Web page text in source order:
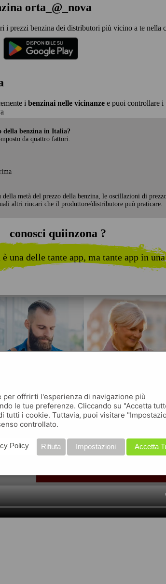
orta_@_nova
i prezzi benzina dei distributori più vicino a te nella
i benzinai nelle vicinanze e puoi controllare i
della benzina in Italia?
da quattro fattori:
della metà del prezzo della benzina, le oscillazioni di
altri rincari che il produttore/distributore può praticare.
conosci quiinzona ?
una delle tante app, ma tante app in
per offrirti l'esperienza di navigazione più
le tue preferenze. Cliccando su "Accetta
tutti i cookie. Tuttavia, puoi visitare
controllato.
Accetta
Impostazioni
Rifiuta
Policy